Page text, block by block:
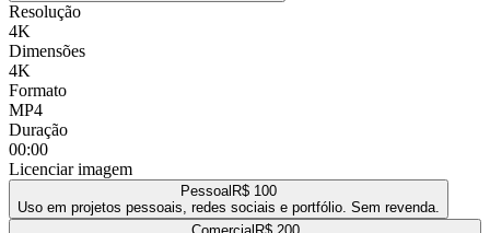
Resolução
4K
Dimensões
4K
Formato
MP4
Duração
00:00
Licenciar imagem
Pessoal R$ 100
Uso em projetos pessoais, redes sociais e portfólio. Sem revenda.